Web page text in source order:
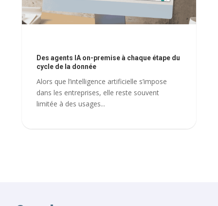
Des agents IA on-premise à chaque étape du
cycle de la donnée
Alors que l’intelligence artificielle s’impose
dans les entreprises, elle reste souvent
limitée à des usages...